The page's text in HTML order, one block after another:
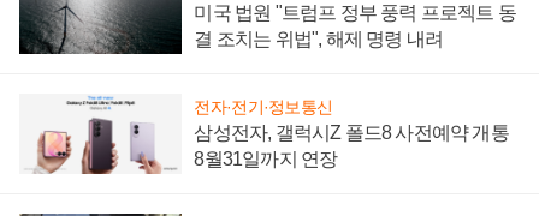
미국 법원 "트럼프 정부 풍력 프로젝트 동
결 조치는 위법", 해제 명령 내려
전자·전기·정보통신
삼성전자, 갤럭시Z 폴드8 사전예약 개통
8월31일까지 연장